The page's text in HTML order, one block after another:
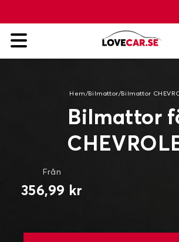
Hem /Bilmattor/ Bilmattor
Bilmattor
Från
356,99 kr